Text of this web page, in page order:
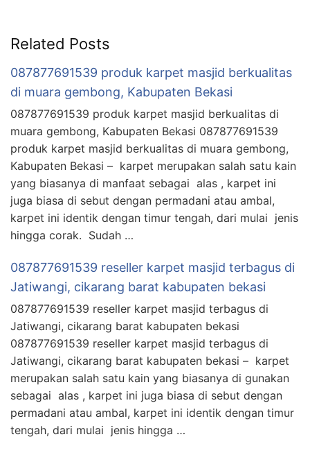
Related Posts
087877691539 produk karpet masjid berkualitas
di muara gembong, Kabupaten Bekasi
087877691539 produk karpet masjid berkualitas di
muara gembong, Kabupaten Bekasi 087877691539
produk karpet masjid berkualitas di muara gembong,
Kabupaten Bekasi – karpet merupakan salah satu kain
yang biasanya di manfaat sebagai alas , karpet ini
juga biasa di sebut dengan permadani atau ambal,
karpet ini identik dengan timur tengah, dari mulai jenis
hingga corak. Sudah …
087877691539 reseller karpet masjid terbagus di
Jatiwangi, cikarang barat kabupaten bekasi
087877691539 reseller karpet masjid terbagus di
Jatiwangi, cikarang barat kabupaten bekasi
087877691539 reseller karpet masjid terbagus di
Jatiwangi, cikarang barat kabupaten bekasi – karpet
merupakan salah satu kain yang biasanya di gunakan
sebagai alas , karpet ini juga biasa di sebut dengan
permadani atau ambal, karpet ini identik dengan timur
tengah, dari mulai jenis hingga …